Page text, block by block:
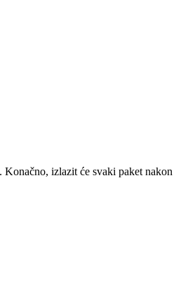
izlazit će svaki paket nakon